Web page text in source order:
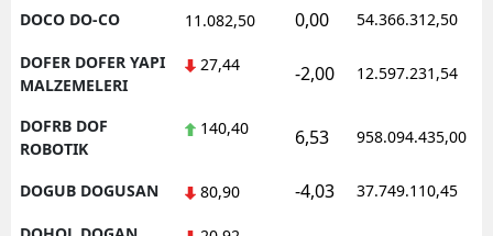
DOCO DO-CO 11.082,50 0,00 54.366.312,50
DOFER DOFER YAPI
MALZEMELERI
27,44 -2,00 12.597.231,54
DOFRB DOF
ROBOTIK
140,40 6,53 958.094.435,00
DOGUB DOGUSAN 80,90 -4,03 37.749.110,45